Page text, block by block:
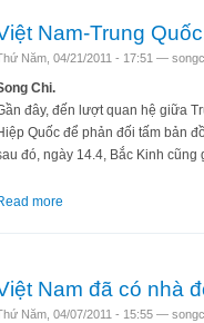
Nam-Trung
Năm, 04/21/2011 - 17:51 —
Chi.
đây, đến lượt quan hệ giữa
Quốc để phản đối tấm bản
đó, ngày 14.4, Bắc Kinh
more
Nam đã có nhà
Năm, 04/07/2011 - 15:55 —